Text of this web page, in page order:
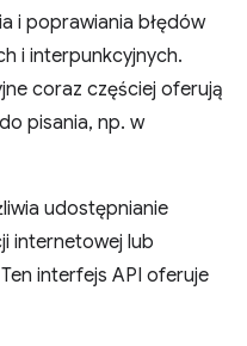
i poprawiania błędów
i interpunkcyjnych.
coraz częściej oferują
pisania, np. w
udostępnianie
internetowej lub
interfejs API oferuje